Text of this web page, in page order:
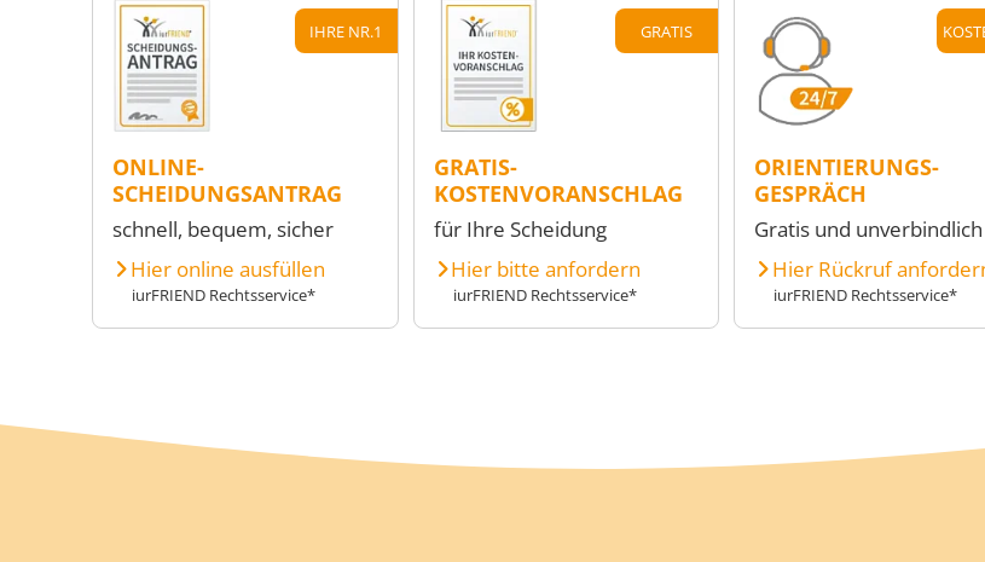
IHRE NR.1
ONLINE-
SCHEIDUNGSANTRAG
schnell, bequem, sicher
Hier online ausfüllen
iurFRIEND Rechtsservice*
GRATIS
GRATIS-
KOSTENVORANSCHLAG
für Ihre Scheidung
Hier bitte anfordern
iurFRIEND Rechtsservice*
ORIENTIERUNGS-
GESPRÄCH
Gratis und unverbindlich
Hier Rückruf
iurFRIEND Rechtsservice*